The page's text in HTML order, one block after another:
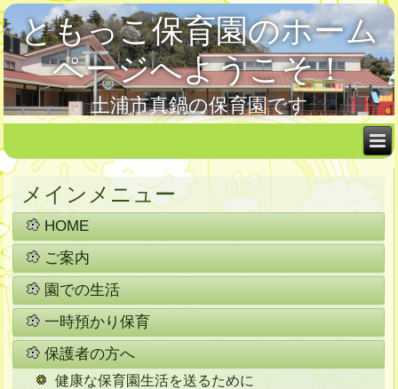
ともっこ保育園のホーム
ページへようこそ！
土浦市真鍋の保育園です
メインメニュー
HOME
ご案内
園での生活
一時預かり保育
保護者の方へ
健康な保育園生活を送るために